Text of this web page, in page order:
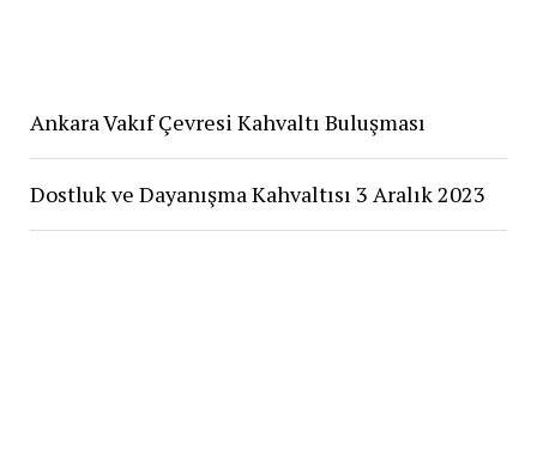
Ankara Vakıf Çevresi Kahvaltı Buluşması
Dostluk ve Dayanışma Kahvaltısı 3 Aralık 2023